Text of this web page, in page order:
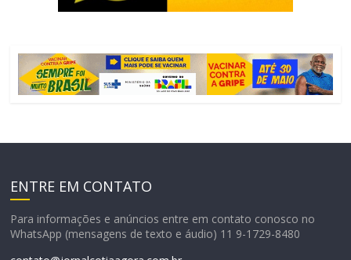
ENTRE EM CONTATO
Para informações e anúncios entre em contato conosco no
WhatsApp (mensagens de texto e áudio) 11 9-1729-8480